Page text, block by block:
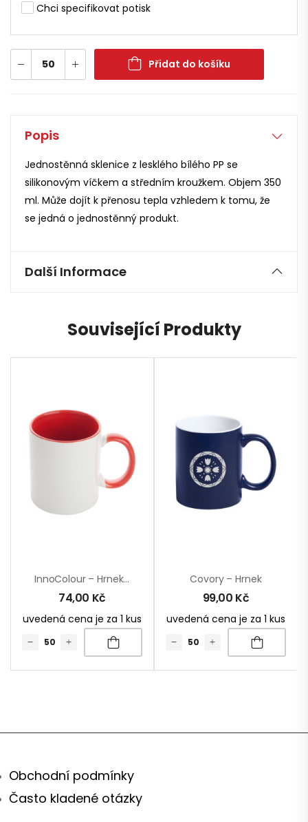
Chci specifikovat potisk
Přidat do košíku
Popis
Jednostěnná sklenice z lesklého bílého PP se
silikonovým víčkem a středním kroužkem. Objem 350
ml. Může dojít k přenosu tepla vzhledem k tomu, že
se jedná o jednostěnný produkt.
Další Informace
Související Produkty
InnoColour – Hrnek Na Sublimaci
74,00 Kč
uvedená cena je za 1 kus
Covory – Hrnek
99,00 Kč
uvedená cena je za 1 kus
Obchodní podmínky
Často kladené otázky